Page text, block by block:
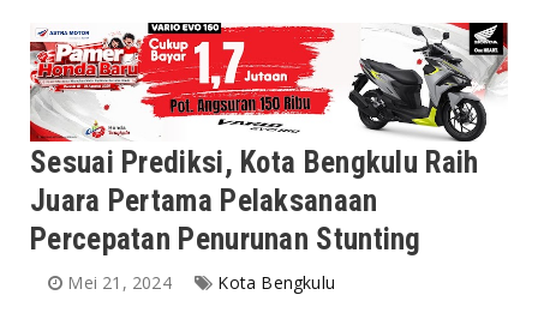
Sesuai Prediksi, Kota Bengkulu Raih
Juara Pertama Pelaksanaan
Percepatan Penurunan Stunting
Mei 21, 2024 Kota Bengkulu